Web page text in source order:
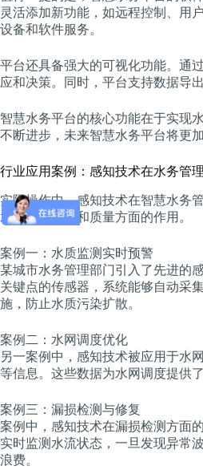
灵活添加新功能，如远程控制、用
设备和软件服务。
平台还具备强大的可视化功能。通
应和决策。同时，平台支持数据导
智慧水务平台的核心功能在于实现
不断进步，未来智慧水务平台将更
行业应用案例：感知技术在水务管
实际操作中，感知技术在智慧水务
水务管理效率和质量方面的作用。
案例一：水质监测实时预警
某城市水务管理部门引入了先进的
关键点的传感器，系统能够自动采
施，防止水质污染扩散。
案例二：水网调度优化
另一案例中，感知技术被应用于水
等信息。这些数据为水网调度提供
案例三：漏损检测与修复
案例中，感知技术在漏损检测方面
实时监测水流状态，一旦发现异常
浪费。